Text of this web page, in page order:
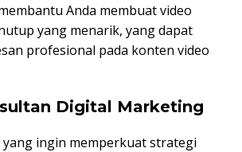
Anda membuat video
yang menarik, yang dapat
profesional pada konten video
Digital Marketing
ingin memperkuat strategi